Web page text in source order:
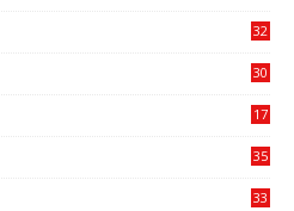
32
30
17
35
33